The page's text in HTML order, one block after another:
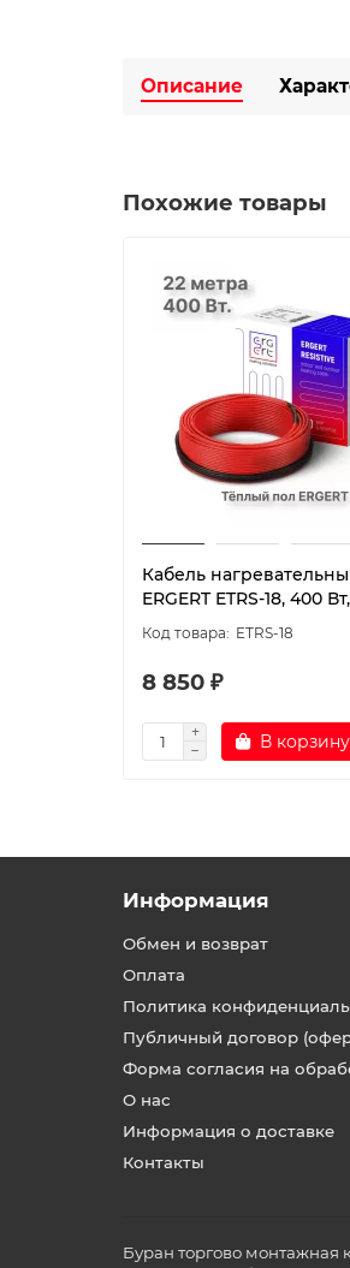
Описание
Похожие товары
Кабель
ERGERT ETRS-18, 400
ETRS-18
8 850 ₽
В корзину
Информация
Обмен и возврат
Оплата
Политика
Публичный договор
Форма согласия на
О нас
Информация о доставке
Контакты
Буран торгово